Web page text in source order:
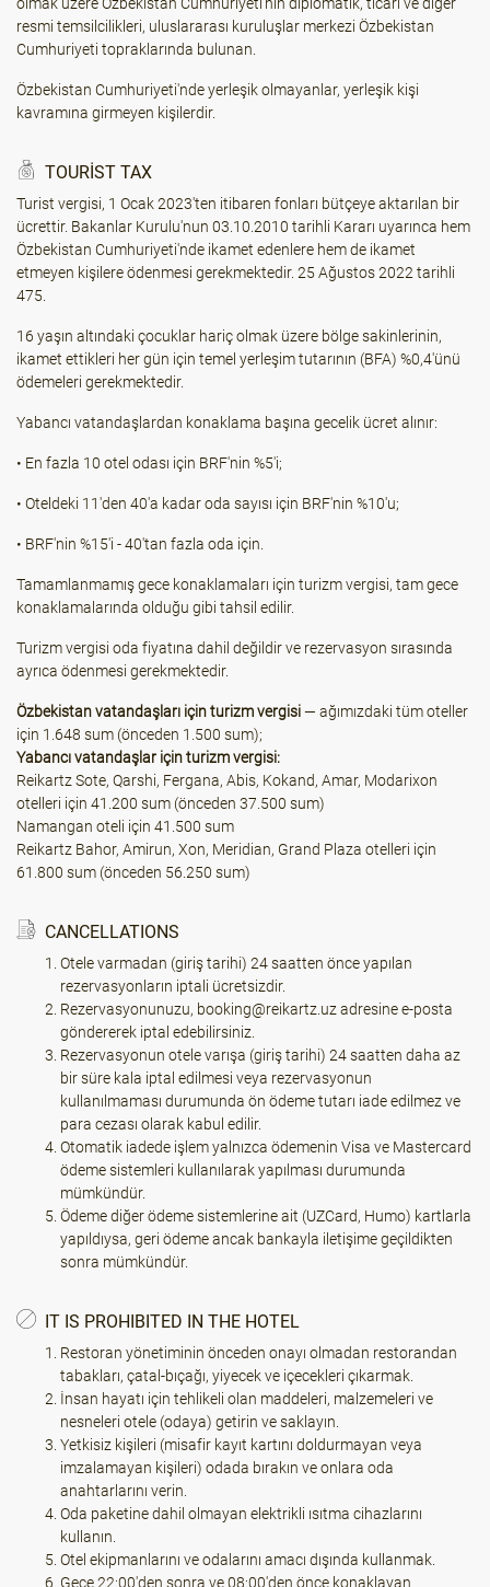
resmi temsilcilikleri, uluslararası kuruluşlar merkezi Özbekistan
Cumhuriyeti topraklarında bulunan.
Özbekistan Cumhuriyeti'nde yerleşik olmayanlar, yerleşik kişi
kavramına girmeyen kişilerdir.
TOURIST TAX
Turist vergisi, 1 Ocak 2023'ten itibaren fonları bütçeye aktarılan bir
ücrettir. Bakanlar Kurulu'nun 03.10.2010 tarihli Kararı uyarınca hem
Özbekistan Cumhuriyeti'nde ikamet edenlere hem de ikamet
etmeyen kişilere ödenmesi gerekmektedir. 25 Ağustos 2022 tarihli
475.
16 yaşın altındaki çocuklar hariç olmak üzere bölge sakinlerinin,
ikamet ettikleri her gün için temel yerleşim tutarının (BFA) %0,4'ünü
ödemeleri gerekmektedir.
Yabancı vatandaşlardan konaklama başına gecelik ücret alınır:
• En fazla 10 otel odası için BRF'nin %5'i;
• Oteldeki 11'den 40'a kadar oda sayısı için BRF'nin %10'u;
• BRF'nin %15'i - 40'tan fazla oda için.
Tamamlanmamış gece konaklamaları için turizm vergisi, tam gece
konaklamalarında olduğu gibi tahsil edilir.
Turizm vergisi oda fiyatına dahil değildir ve rezervasyon sırasında
ayrıca ödenmesi gerekmektedir.
Özbekistan vatandaşları için turizm vergisi— ağımızdaki tüm oteller
için 1.648 sum (önceden 1.500 sum);
Yabancı vatandaşlar için turizm vergisi:
Reikartz Sote, Qarshi, Fergana, Abis, Kokand, Amar, Modarixon
otelleri için 41.200 sum (önceden 37.500 sum)
Namangan oteli için 41.500 sum
Reikartz Bahor, Amirun, Xon, Meridian, Grand Plaza otelleri için
61.800 sum (önceden 56.250 sum)
CANCELLATIONS
Otele varmadan (giriş tarihi) 24 saatten önce yapılan
rezervasyonların iptali ücretsizdir.
Rezervasyonunuzu, booking@reikartz.uz adresine e-posta
göndererek iptal edebilirsiniz.
Rezervasyonun otele varışa (giriş tarihi) 24 saatten daha az
bir süre kala iptal edilmesi veya rezervasyonun
kullanılmaması durumunda ön ödeme tutarı iade edilmez ve
para cezası olarak kabul edilir.
Otomatik iadede işlem yalnızca ödemenin Visa ve Mastercard
ödeme sistemleri kullanılarak yapılması durumunda
mümkündür.
Ödeme diğer ödeme sistemlerine ait (UZCard, Humo) kartlarla
yapıldıysa, geri ödeme ancak bankayla iletişime geçildikten
sonra mümkündür.
IT IS PROHIBITED IN THE HOTEL
Restoran yönetiminin önceden onayı olmadan restorandan
tabakları, çatal-bıçağı, yiyecek ve içecekleri çıkarmak.
İnsan hayatı için tehlikeli olan maddeleri, malzemeleri ve
nesneleri otele (odaya) getirin ve saklayın.
Yetkisiz kişileri (misafir kayıt kartını doldurmayan veya
imzalamayan kişileri) odada bırakın ve onlara oda
anahtarlarını verin.
Oda paketine dahil olmayan elektrikli ısıtma cihazlarını
kullanın.
Otel ekipmanlarını ve odalarını amacı dışında kullanmak.
Gece 22:00'den sonra ve 08:00'den önce konaklayan